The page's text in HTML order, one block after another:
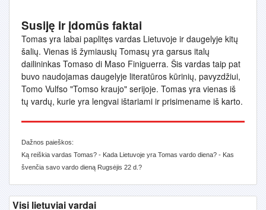
Susiję ir įdomūs faktai
Tomas yra labai paplitęs vardas Lietuvoje ir daugelyje kitų
šalių. Vienas iš žymiausių Tomasų yra garsus italų
dailininkas Tomaso di Maso Finiguerra. Šis vardas taip pat
buvo naudojamas daugelyje literatūros kūrinių, pavyzdžiui,
Tomo Vulfso "Tomso kraujo" serijoje. Tomas yra vienas iš
tų vardų, kurie yra lengvai ištariami ir prisimename iš karto.
Dažnos paieškos:
Ką reiškia vardas Tomas? - Kada Lietuvoje yra Tomas vardo diena? - Kas
švenčia savo vardo dieną Rugsėjis 22 d.?
Visi lietuviai vardai